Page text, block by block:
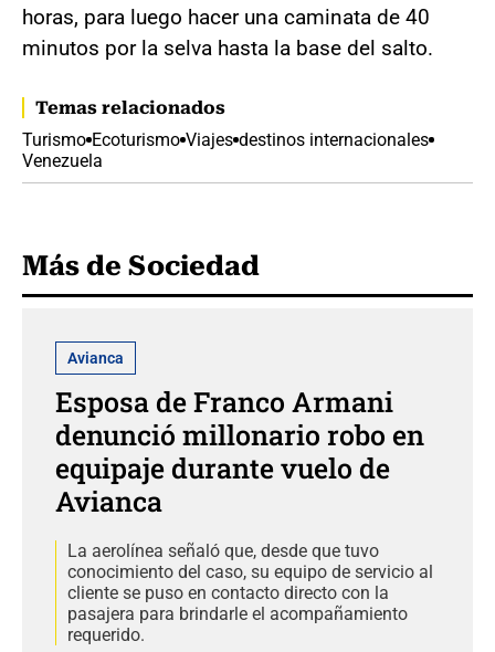
horas, para luego hacer una caminata de 40
minutos por la selva hasta la base del salto.
Temas relacionados
Turismo Ecoturismo Viajes destinos internacionales
Venezuela
Más de Sociedad
Avianca
Esposa de Franco Armani
denunció millonario robo en
equipaje durante vuelo de
Avianca
La aerolínea señaló que, desde que tuvo
conocimiento del caso, su equipo de servicio al
cliente se puso en contacto directo con la
pasajera para brindarle el acompañamiento
requerido.